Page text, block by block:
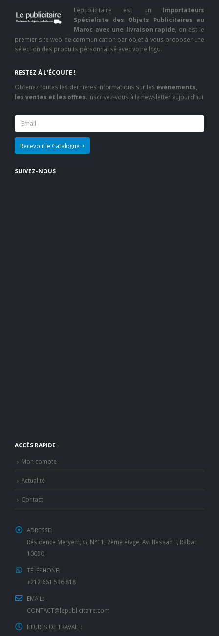
Lepublicitaire est un Importateurs
Spécialiste des Objets Publicitaires au
Maroc avec une livraison rapide, on est le
premier site web de communication par objet à vous proposer une
sélection des produits pérsonnalisé avec votre logo.
RESTEZ À L’ÉCOUTE !
Obtenez toutes les dernières informations sur les événements,
les ventes et les offres. Inscrivez-vous à la newsletter aujourd’hui
SUIVEZ-NOUS
ACCÈS RAPIDE
Mon compte
Actualité
Contact
ADRESSE:
Résidence Meryem, G, N°11, 2ème étage, Av. Hassan II, Rabat
10090
TÉLÉPHONE:
+212 661 536 818
EMAIL:
CONTACT@lepublicitaire.com
HEURES DE TRAVAIL :